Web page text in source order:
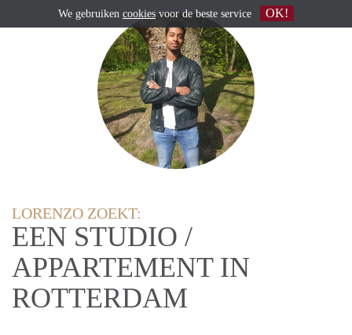
LORENZO ZOEKT:
EEN STUDIO /
APPARTEMENT IN
ROTTERDAM
We gebruiken cookies voor de beste service OK!